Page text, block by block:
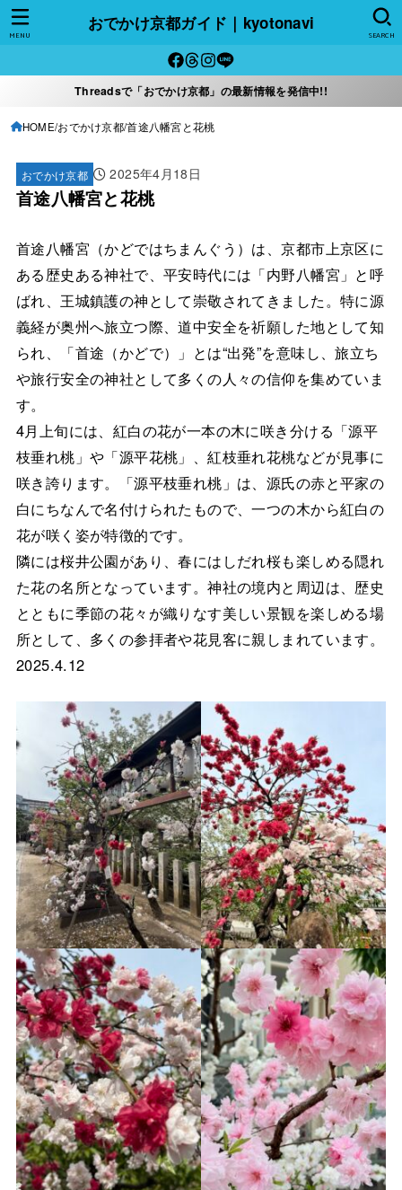
おでかけ京都ガイド｜kyotonavi
SEARCH
MENU
Threadsで「おでかけ京都」の最新情報を発信中!!
HOME おでかけ京都 首途八幡宮と花桃
おでかけ京都 2025年4月18日
首途八幡宮と花桃
首途八幡宮（かどではちまんぐう）は、京都市上京区に
ある歴史ある神社で、平安時代には「内野八幡宮」と呼
ばれ、王城鎮護の神として崇敬されてきました。特に源
義経が奥州へ旅立つ際、道中安全を祈願した地として知
られ、「首途（かどで）」とは“出発”を意味し、旅立ち
や旅行安全の神社として多くの人々の信仰を集めていま
す。
4月上旬には、紅白の花が一本の木に咲き分ける「源平
枝垂れ桃」や「源平花桃」、紅枝垂れ花桃などが見事に
咲き誇ります。「源平枝垂れ桃」は、源氏の赤と平家の
白にちなんで名付けられたもので、一つの木から紅白の
花が咲く姿が特徴的です。
隣には桜井公園があり、春にはしだれ桜も楽しめる隠れ
た花の名所となっています。神社の境内と周辺は、歴史
とともに季節の花々が織りなす美しい景観を楽しめる場
所として、多くの参拝者や花見客に親しまれています。
2025.4.12